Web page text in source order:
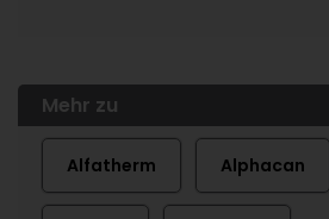
Mehr zu
Alfatherm Alphacan